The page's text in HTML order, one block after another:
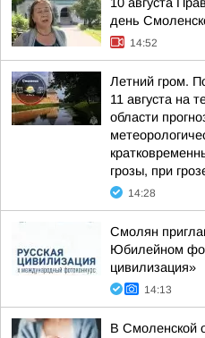
день
14:52
Летний гром.
11 августа на
области
грозы, при
14:28
Смолян
Юбилейном
цивилизация»
14:13
В Смоленской